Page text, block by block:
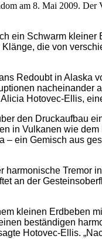
am 8. Mai 2009.
ein Schwarm
die von
Redoubt in Alaska
nacheinander
Hotovec-Ellis,
den Druckaufbau
in Vulkanen wie
ein Gemisch aus
Tremor
an der
kleinen Erdbeben
beständigen
Hotovec-Ellis.